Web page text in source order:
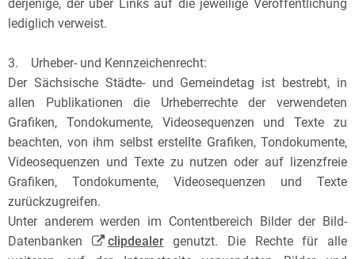
derjenige, der über Links auf die jeweilige Veröffentlichung
lediglich verweist.
3. Urheber- und Kennzeichenrecht:
Der Sächsische Städte- und Gemeindetag ist bestrebt, in
allen Publikationen die Urheberrechte der verwendeten
Grafiken, Tondokumente, Videosequenzen und Texte zu
beachten, von ihm selbst erstellte Grafiken, Tondokumente,
Videosequenzen und Texte zu nutzen oder auf lizenzfreie
Grafiken, Tondokumente, Videosequenzen und Texte
zurückzugreifen.
Unter anderem werden im Contentbereich Bilder der Bild-
Datenbanken
clipdealergenutzt. Die Rechte für alle